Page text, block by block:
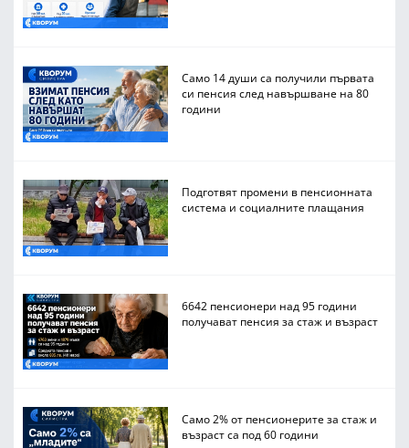
Само 14 души са получили първата
си пенсия след навършване на 80
години
Подготвят промени в пенсионната
система и социалните плащания
6642 пенсионери над 95 години
получават пенсия за стаж и възраст
Само 2% от пенсионерите за стаж и
възраст са под 60 години